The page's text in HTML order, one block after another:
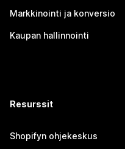
Markkinointi ja konversio
Kaupan hallinnointi
Resurssit
Shopifyn ohjekeskus